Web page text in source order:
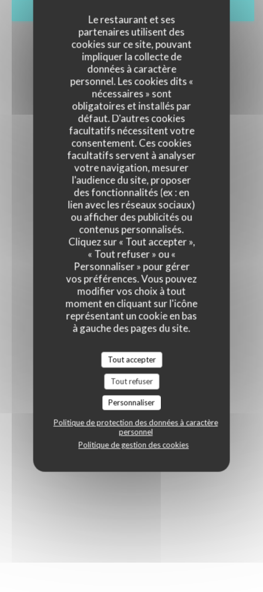
Le restaurant et ses
partenaires utilisent des
cookies sur ce site, pouvant
impliquer la collecte de
données à caractère
personnel. Les cookies dits «
nécessaires » sont
obligatoires et installés par
défaut. D'autres cookies
facultatifs nécessitent votre
consentement. Ces cookies
facultatifs servent à analyser
votre navigation, mesurer
l'audience du site, proposer
des fonctionnalités (ex : en
lien avec les réseaux sociaux)
ou afficher des publicités ou
contenus personnalisés.
Cliquez sur « Tout accepter »,
« Tout refuser » ou «
Personnaliser » pour gérer
vos préférences. Vous pouvez
modifier vos choix à tout
moment en cliquant sur l'icône
représentant un cookie en bas
à gauche des pages du site.
Tout accepter
Tout refuser
Personnaliser
Politique de protection des données à caractère
personnel
Politique de gestion des cookies